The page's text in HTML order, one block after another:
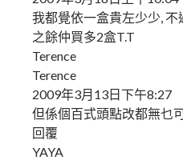
我都覺依一盒貴左少少, 不
之餘仲買多2盒T.T
Terence
Terence
2009年3月13日下午8:27
但係個百式頭點改都無乜
回覆
YAYA